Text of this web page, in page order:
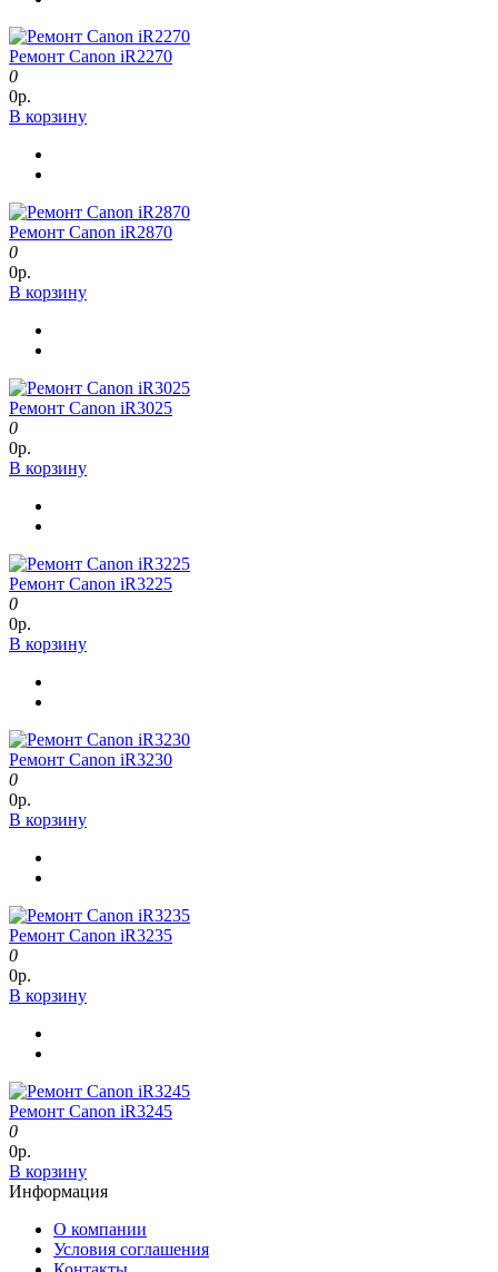
Ремонт Canon iR2270
0
0р.
В корзину
Ремонт Canon iR2870
0
0р.
В корзину
Ремонт Canon iR3025
0
0р.
В корзину
Ремонт Canon iR3225
0
0р.
В корзину
Ремонт Canon iR3230
0
0р.
В корзину
Ремонт Canon iR3235
0
0р.
В корзину
Ремонт Canon iR3245
0
0р.
В корзину
Информация
О компании
Условия соглашения